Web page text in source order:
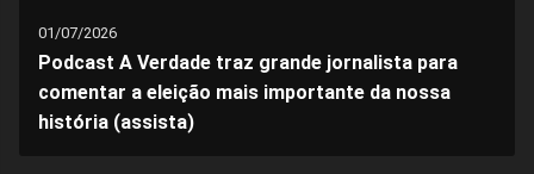
01/07/2026
Podcast A Verdade traz grande jornalista para
comentar a eleição mais importante da nossa
história (assista)